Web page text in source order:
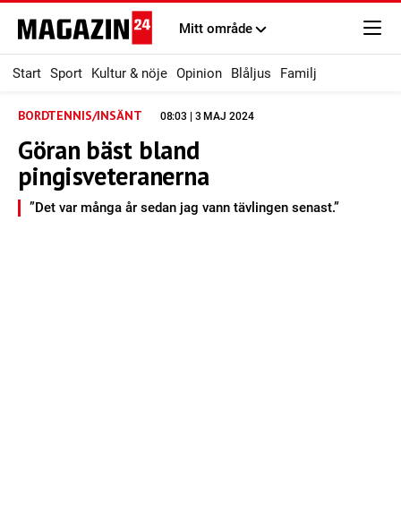
Mitt område
Start Sport Kultur & nöje Opinion Blåljus Familj
BORDTENNIS/INSÄNT 08:03 | 3 MAJ 2024
Göran bäst bland
pingisveteranerna
”Det var många år sedan jag vann tävlingen senast.”